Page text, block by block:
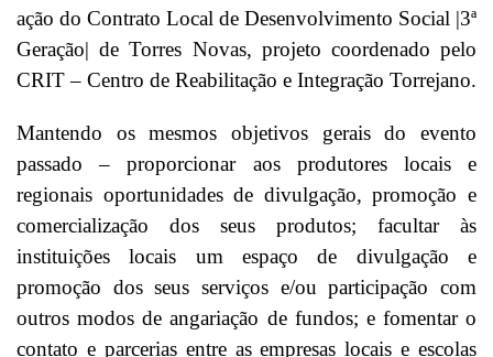
ação do Contrato Local de Desenvolvimento Social |3ª
Geração| de Torres Novas, projeto coordenado pelo
CRIT – Centro de Reabilitação e Integração Torrejano.
Mantendo os mesmos objetivos gerais do evento
passado – proporcionar aos produtores locais e
regionais oportunidades de divulgação, promoção e
comercialização dos seus produtos; facultar às
instituições locais um espaço de divulgação e
promoção dos seus serviços e/ou participação com
outros modos de angariação de fundos; e fomentar o
contato e parcerias entre as empresas locais e escolas